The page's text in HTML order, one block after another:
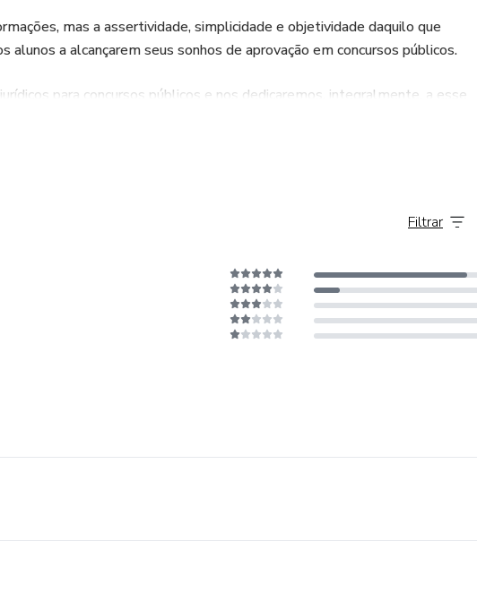
mas a assertividade, simplicidade e objetividade daquilo que
alunos a alcançarem seus sonhos de aprovação em concursos públicos.
para concursos públicos e nos dedicaremos, integralmente, a esse
Filtrar